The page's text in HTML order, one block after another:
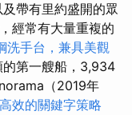
帶有里約盛開的眾
經常有大量重複的
洗手台，兼具美觀
第一艘船，3,934
（2019年
高效的關鍵字策略